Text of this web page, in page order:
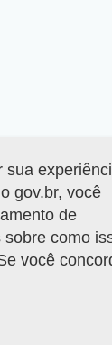
sua
gov.br, você
de
como
você